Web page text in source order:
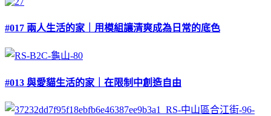
#017 兩人生活的家｜用模組讓清爽成為日常的底色
#013 與愛貓生活的家｜在限制中創造自由